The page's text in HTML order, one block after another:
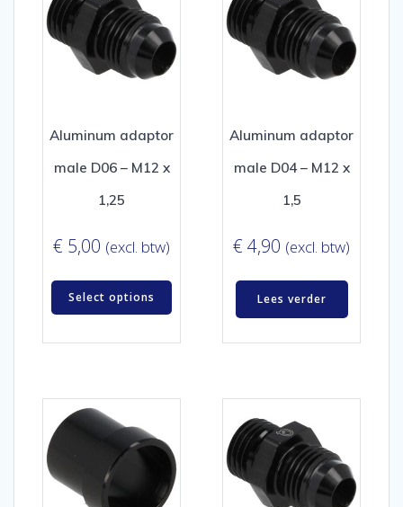
Aluminum adaptor
male D06 – M12 x
1,25
€ 5,00 (excl. btw)
Select options
Aluminum adaptor
male D04 – M12 x
1,5
€ 4,90 (excl. btw)
Lees verder